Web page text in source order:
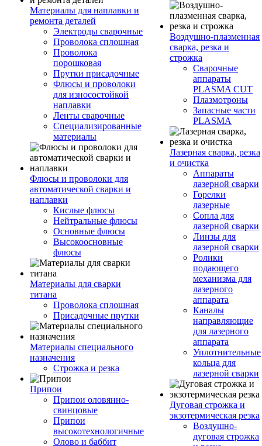
Материалы для наплавки и
ремонта деталей
Электроды сварочные
Проволока сплошная
Проволока
порошковая
Прутки присадочные
Флюсы и проволоки
для износостойкой
наплавки
Ленты сварочные
Специализированные
материалы
Флюсы и проволоки для
автоматической сварки и
наплавки
Кислые флюсы
Нейтральные флюсы
Основные флюсы
Высокоосновные
флюсы
Материалы для сварки
титана
Проволока сплошная
Присадочные прутки
Материалы специального
назначения
Строжка и резка
Припои
Припои оловянно-
свинцовые
Припои
высокотехнологичные
Олово и баббит
Воздушно-плазменная
сварка, резка и
строжка
Сварочные
аппараты
PLASMA CUT
Плазмотроны
Запасные части
PLASMA
Лазерная сварка, резка
и очистка
Аппараты
лазерной сварки
Горелки
лазерные
Сопла для
лазерной сварки
Линзы для
лазерной сварки
Ролики
подающего
механизма для
лазерного
аппарата
Каналы
направляющие
для лазерного
аппарата
Уплотнительные
кольца для
лазерной сварки
Дуговая строжка и
экзотермическая резка
Воздушно-
дуговая строжка